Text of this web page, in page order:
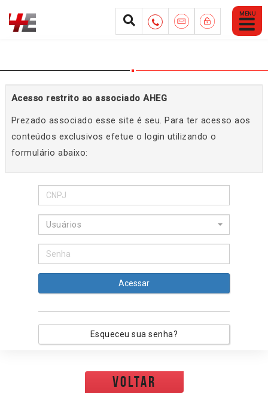
Abrir
Menu
Mobile
Acesso restrito ao associado AHEG
Prezado associado esse site é seu. Para ter acesso aos
conteúdos exclusivos efetue o login utilizando o
formulário abaixo:
Usuários
Acessar
Esqueceu sua senha?
voltar